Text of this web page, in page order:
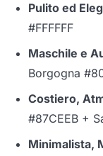
Pulito ed
#FFFFFF
Maschile e
Borgogna
Costiero,
#87CEEB +
Minimalista,